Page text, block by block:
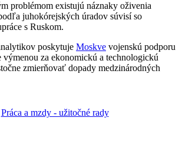
problémom existujú náznaky oživenia
juhokórejských úradov súvisí so
s Ruskom.
poskytuje Moskve vojenskú podporu
za ekonomickú a technologickú
zmierňovať dopady medzinárodných